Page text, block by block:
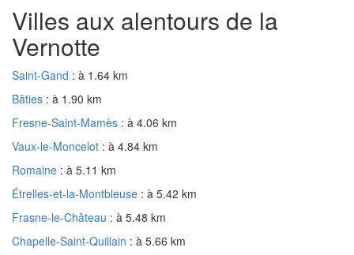
Villes aux alentours de la
Vernotte
Saint-Gand : à 1.64 km
Bâties : à 1.90 km
Fresne-Saint-Mamès : à 4.06 km
Vaux-le-Moncelot : à 4.84 km
Romaine : à 5.11 km
Étrelles-et-la-Montbleuse : à 5.42 km
Frasne-le-Château : à 5.48 km
Chapelle-Saint-Quillain : à 5.66 km